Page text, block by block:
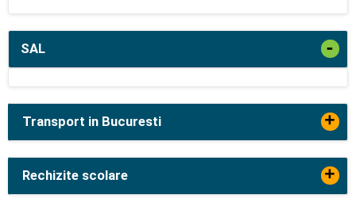
SAL -
Transport in Bucuresti +
Rechizite scolare +